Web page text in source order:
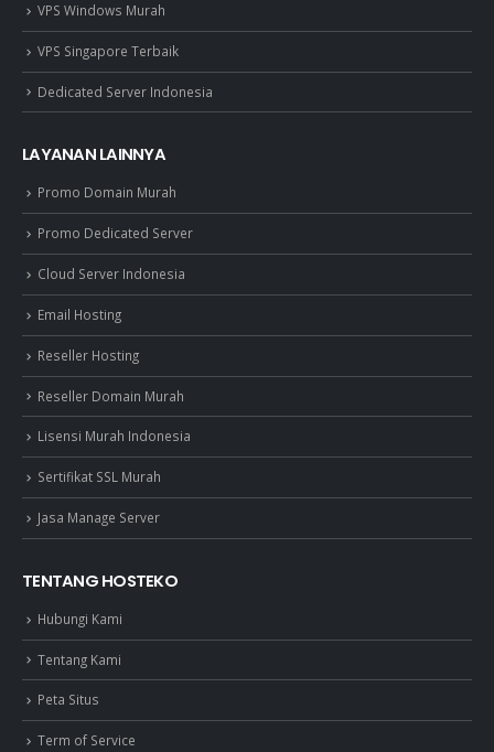
VPS Windows Murah
VPS Singapore Terbaik
Dedicated Server Indonesia
LAYANAN LAINNYA
Promo Domain Murah
Promo Dedicated Server
Cloud Server Indonesia
Email Hosting
Reseller Hosting
Reseller Domain Murah
Lisensi Murah Indonesia
Sertifikat SSL Murah
Jasa Manage Server
TENTANG HOSTEKO
Hubungi Kami
Tentang Kami
Peta Situs
Term of Service